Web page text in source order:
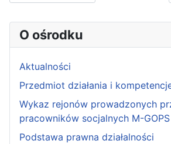
O ośrodku
Aktualności
Przedmiot działania i
Wykaz rejonów prowadzonych
pracowników socjalnych M-
Podstawa prawna działalności